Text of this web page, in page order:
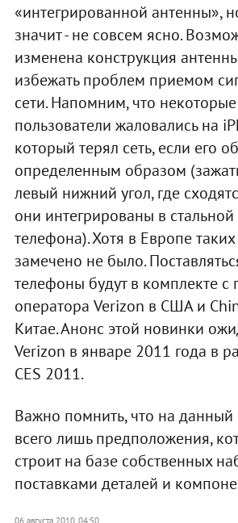
«интегрированной антенны»,
значит - не совсем ясно.
изменена конструкция
избежать проблем приемом
сети. Напомним, что
пользователи жаловались на
который терял сеть, если его
определенным образом
левый нижний угол, где
они интегрированы в
телефона). Хотя в Европе
замечено не было.
телефоны будут в комплекте с
оператора Verizon в США и
Китае. Анонс этой новинки
Verizon в январе 2011 года в
CES 2011.
Важно помнить, что на данный
всего лишь предположения,
строит на базе собственных
поставками деталей и
06 августа 2010, 04:50